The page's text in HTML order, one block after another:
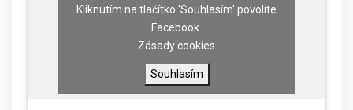
Kliknutím na tlačítko 'Souhlasím' povolíte
Facebook
Zásady cookies
Souhlasím